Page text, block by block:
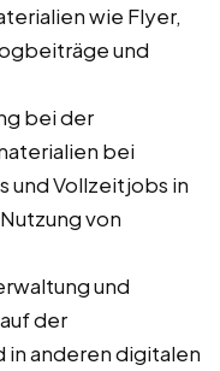
wie Flyer,
und
bei der
bei
und Vollzeitjobs in
von
und
der
anderen digitalen